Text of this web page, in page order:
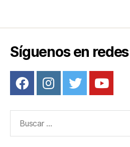
Síguenos en